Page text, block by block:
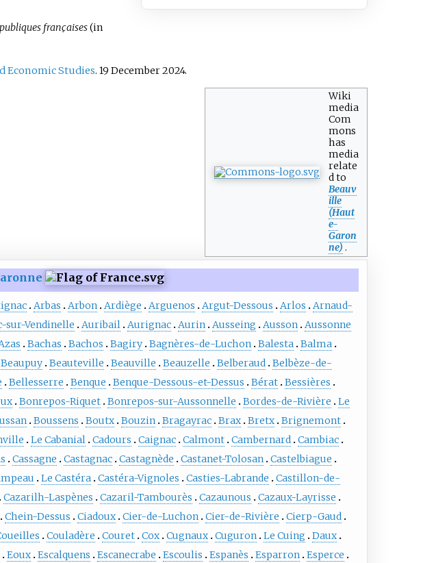
françaises(in
Economic Studies. 19 December 2024.
Wiki
media
Com
mons
has
media
relate
d to
Beauv
ille
(Haut
e-
Garon
ne) .
Arbas Arbon Ardiège Arguenos Argut-Dessous Arlos
Arnaud-
sur-Vendinelle Auribail Aurignac Aurin Ausseing Ausson Aussonne
Bachas Bachos Bagiry Bagnères-de-Luchon Balesta Balma
Beaupuy Beauteville Beauville Beauzelle Belberaud Belbèze-de-
Bellesserre Benque Benque-Dessous-et-Dessus Bérat Bessières
Bonrepos-Riquet Bonrepos-sur-Aussonnelle Bordes-de-Rivière
Le
Boussens Boutx Bouzin Bragayrac Brax Bretx Brignemont
Le Cabanial Cadours Caignac Calmont Cambernard Cambiac
Cassagne Castagnac Castagnède Castanet-Tolosan Castelbiague
Le Castéra Castéra-Vignoles Casties-Labrande
Castillon-de-
Cazarilh-Laspènes Cazaril-Tambourès Cazaunous
Cazaux-Layrisse
Chein-Dessus Ciadoux Cier-de-Luchon Cier-de-Rivière
Cierp-Gaud
Couladère Couret Cox Cugnaux Cuguron Le Cuing
Daux
Eoux Escalquens Escanecrabe Escoulis Espanès Esparron Esperce